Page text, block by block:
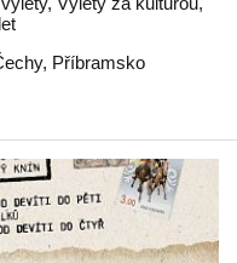
, Příbramsko